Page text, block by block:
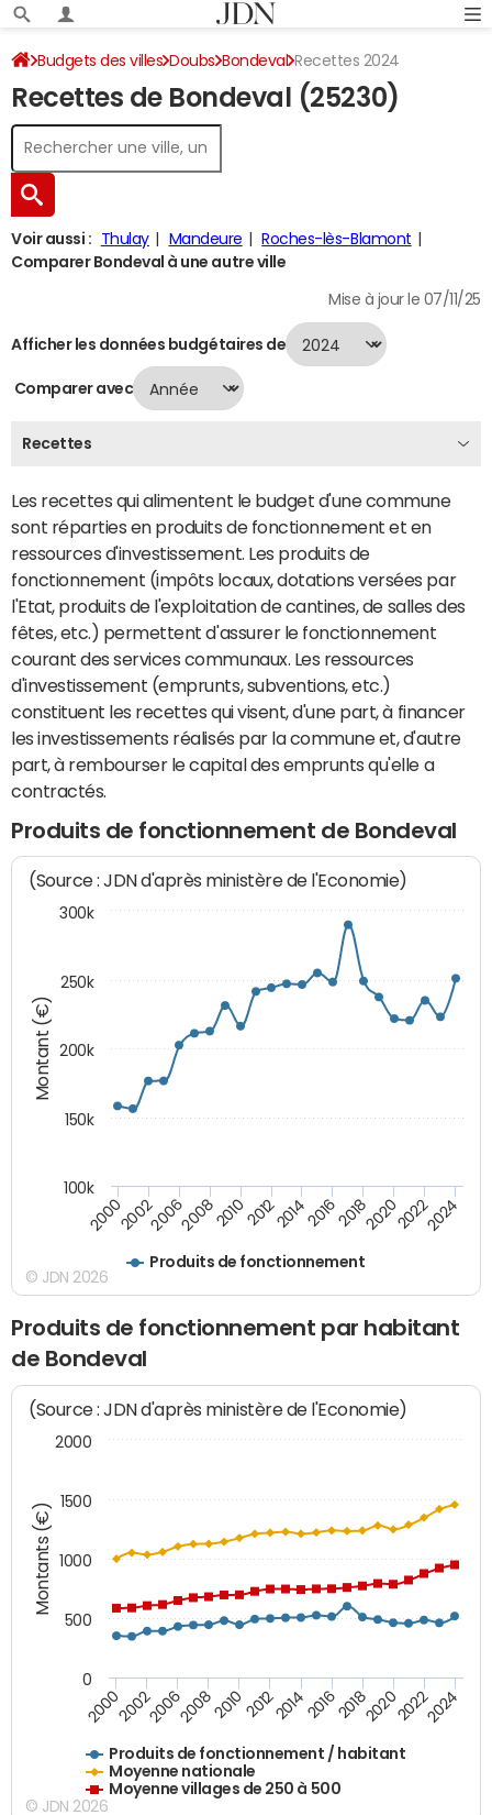
Budgets des villes Doubs Bondeval Recettes 2024
Recettes de Bondeval (25230)
Voir aussi : Thulay Mandeure
Roches-lès-Blamont
Comparer Bondeval à une autre ville
Mise à jour le 07/11/25
Afficher les données budgétaires de
Comparer avec
Recettes
Les recettes qui alimentent le budget d'une commune
sont réparties en produits de fonctionnement et en
ressources d'investissement. Les produits de
fonctionnement (impôts locaux, dotations versées par
l'Etat, produits de l'exploitation de cantines, de salles des
fêtes, etc.) permettent d'assurer le fonctionnement
courant des services communaux. Les ressources
d'investissement (emprunts, subventions, etc.)
constituent les recettes qui visent, d'une part, à financer
les investissements réalisés par la commune et, d'autre
part, à rembourser le capital des emprunts qu'elle a
contractés.
Produits de fonctionnement de Bondeval
Montant (€)
(Source : JDN d'après ministère de l'Economie)
Produits de fonctionnement
200020022006200820102012201420162018202020222024
100k
150k
200k
250k
300k
© JDN 2026
Produits de fonctionnement par habitant
de Bondeval
Montants (€)
(Source : JDN d'après ministère de l'Economie)
Produits de fonctionnement / habitant
Moyenne nationale
Moyenne villages de 250 à 500
200020022006200820102012201420162018202020222024
500
1000
1500
0
2000
© JDN 2026